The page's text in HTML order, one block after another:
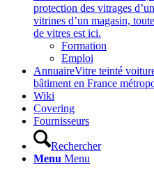
protection des vitrages
vitrines d’un magasin,
de vitres est ici.
Formation
Emploi
AnnuaireVitre teinté
bâtiment en France
Wiki
Covering
Fournisseurs
Rechercher
Menu Menu